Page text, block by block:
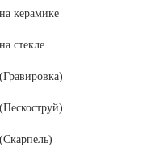
керамике
стекле